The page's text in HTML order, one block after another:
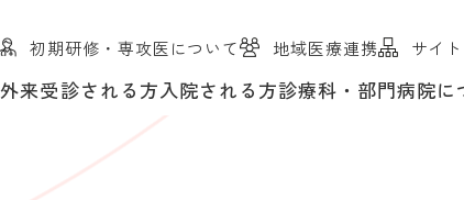
初期研修・専攻医について 地域医療連携 サイ
外来受診される方入院される方診療科・部門病院に